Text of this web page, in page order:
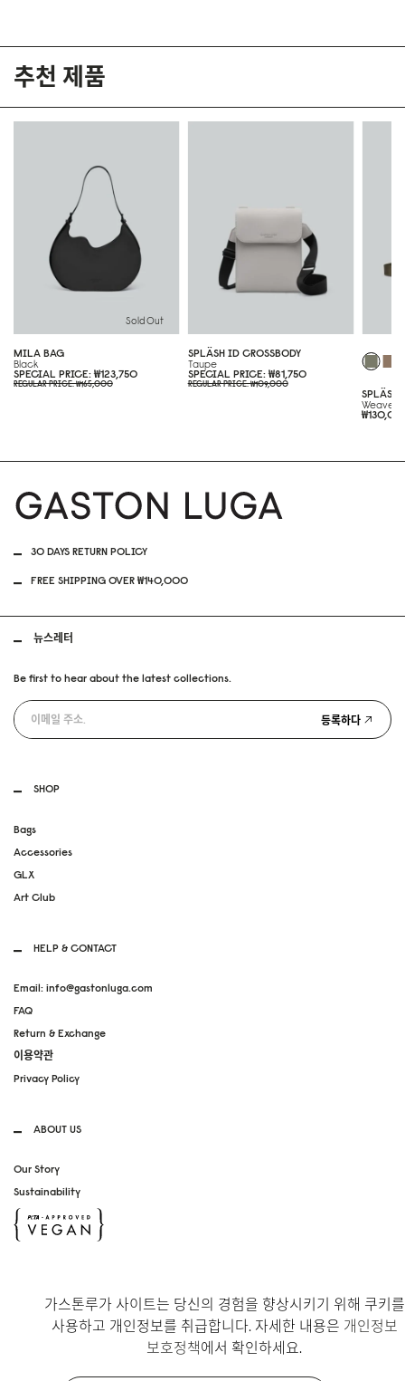
추천 제품
Sold Out
MILA BAG
Black
SPECIAL PRICE ₩123,750
REGULAR PRICE ₩165,000
SPLÄSH ID CROSSBODY
Taupe
SPECIAL PRICE ₩81,750
REGULAR PRICE ₩109,000
SPLÄSH
Weave
30 DAYS RETURN POLICY
FREE SHIPPING OVER ₩140,000
SHOP
Bags
Accessories
GLX
Art Club
HELP & CONTACT
Email: info@gastonluga.com
FAQ
Return & Exchange
이용약관
Privacy Policy
ABOUT US
Our Story
Sustainability
Instagram
뉴스레터
Be first to hear about the latest collections.
등록하다
가스톤루가 사이트는 당신의 경험을 향상시키기 위해 쿠키를
사용하고 개인정보를 취급합니다. 자세한 내용은 개인정보
보호정책에서 확인하세요.